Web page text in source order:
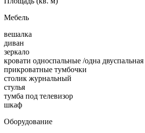
Мебель
вешалка
диван
зеркало
кровати односпальные /одна двуспальная
прикроватные тумбочки
столик журнальный
стулья
тумба под телевизор
шкаф
Оборудование